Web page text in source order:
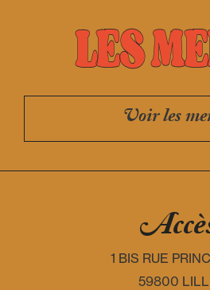
LES
Voir les
1 BIS RUE
59800